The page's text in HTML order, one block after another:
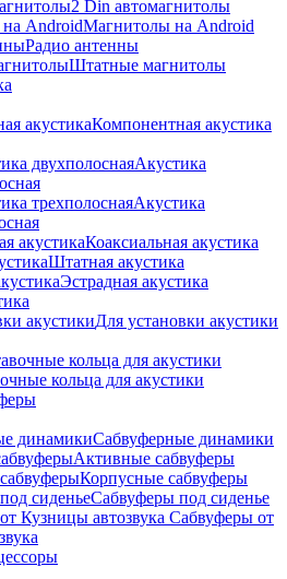
2 Din автомагнитолы
Магнитолы на Android
Радио антенны
Штатные магнитолы
Компонентная акустика
Акустика
Акустика
Коаксиальная акустика
Штатная акустика
Эстрадная акустика
Для установки акустики
кольца для акустики
Сабвуферные динамики
Активные сабвуферы
Корпусные сабвуферы
Сабвуферы под сиденье
Сабвуферы от